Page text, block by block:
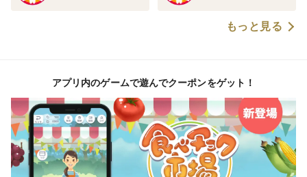
もっと見る
アプリ内のゲームで遊んでクーポンをゲット！